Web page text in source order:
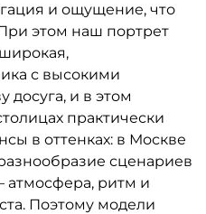
и ощущение, что
этом наш портрет
с высокими
досуга, и в этом
практически
в оттенках: в Москве
сценариев
атмосфера, ритм и
Поэтому модели